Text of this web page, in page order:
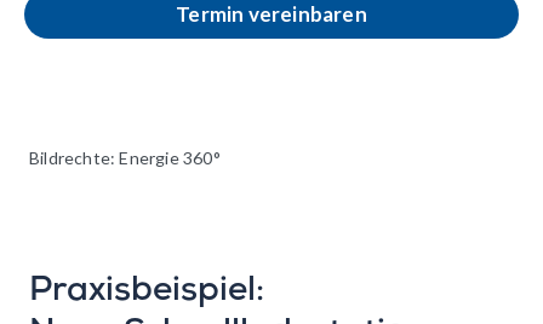
Termin vereinbaren
Praxisbeispiel:
Bildrechte: Energie 360°